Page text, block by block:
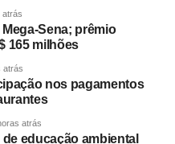
presidida por
Filho, confirmou
de Marcelo Maluf
atrás
Sena; prêmio
165 milhões
atrás
nos pagamentos
atrás
educação ambiental